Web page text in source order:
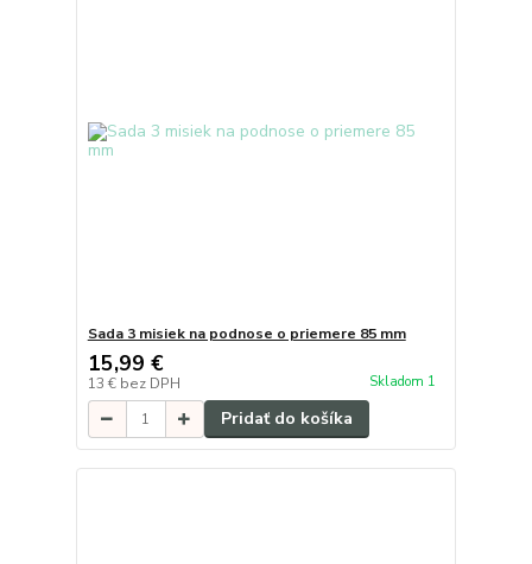
Sada 3 misiek na podnose o priemere 85 mm
15,99 €
13 € bez DPH Skladom 1
Pridať do košíka